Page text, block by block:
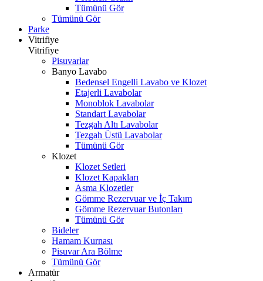
Tümünü Gör
Tümünü Gör
Parke
Vitrifiye
Vitrifiye
Pisuvarlar
Banyo Lavabo
Bedensel Engelli Lavabo ve Klozet
Etajerli Lavabolar
Monoblok Lavabolar
Standart Lavabolar
Tezgah Altı Lavabolar
Tezgah Üstü Lavabolar
Tümünü Gör
Klozet
Klozet Setleri
Klozet Kapakları
Asma Klozetler
Gömme Rezervuar ve İç Takım
Gömme Rezervuar Butonları
Tümünü Gör
Bideler
Hamam Kurnası
Pisuvar Ara Bölme
Tümünü Gör
Armatür